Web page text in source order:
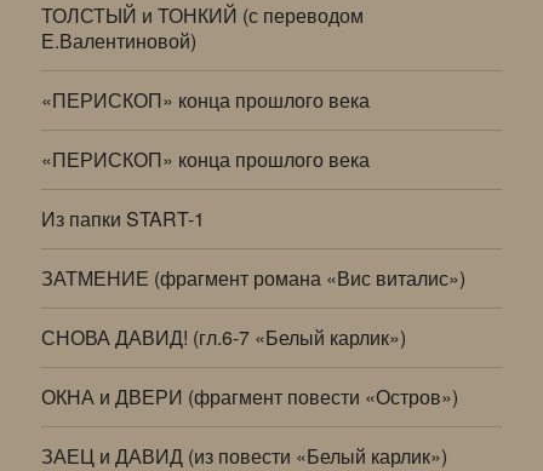
ТОЛСТЫЙ и ТОНКИЙ (с переводом
Е.Валентиновой)
«ПЕРИСКОП» конца прошлого века
«ПЕРИСКОП» конца прошлого века
Из папки START-1
ЗАТМЕНИЕ (фрагмент романа «Вис виталис»)
СНОВА ДАВИД! (гл.6-7 «Белый карлик»)
ОКНА и ДВЕРИ (фрагмент повести «Остров»)
ЗАЕЦ и ДАВИД (из повести «Белый карлик»)